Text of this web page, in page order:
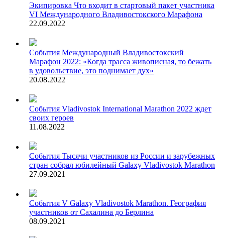
Экипировка Что входит в стартовый пакет участника
VI Международного Владивостокского Марафона
22.09.2022
События Международный Владивостокский
Марафон 2022: «Когда трасса живописная, то бежать
в удовольствие, это поднимает дух»
20.08.2022
События Vladivostok International Marathon 2022 ждет
своих героев
11.08.2022
События Тысячи участников из России и зарубежных
стран собрал юбилейный Galaxy Vladivostok Marathon
27.09.2021
События V Galaxy Vladivostok Marathon. География
участников от Сахалина до Берлина
08.09.2021